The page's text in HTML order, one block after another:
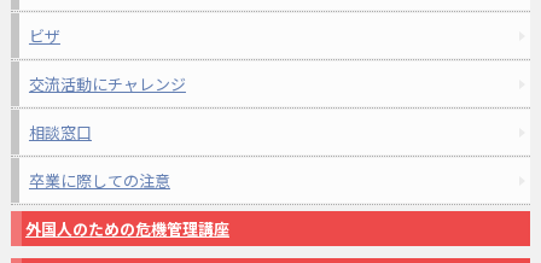
ビザ
交流活動にチャレンジ
相談窓口
卒業に際しての注意
外国人のための危機管理講座